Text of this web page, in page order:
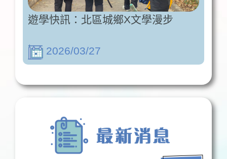
遊學快訊：北區城鄉X文學漫步
2026/03/27